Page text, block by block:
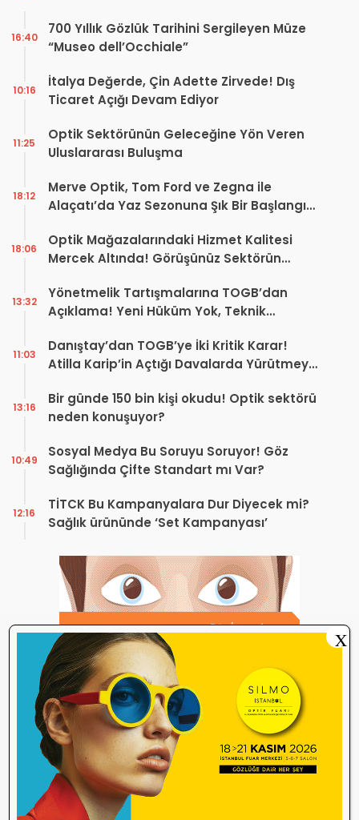
700 Yıllık Gözlük Tarihini Sergileyen Müze
“Museo dell’Occhiale”
16:40
İtalya Değerde, Çin Adette Zirvede! Dış
Ticaret Açığı Devam Ediyor
10:16
Optik Sektörünün Geleceğine Yön Veren
Uluslararası Buluşma
11:25
Merve Optik, Tom Ford ve Zegna ile
Alaçatı’da Yaz Sezonuna Şık Bir Başlangıç ​​
18:12
Optik Mağazalarındaki Hizmet Kalitesi
Mercek Altında! Görüşünüz Sektörün
18:06
Yönetmelik Tartışmalarına TOGB’dan
Açıklama! Yeni Hüküm Yok, Teknik
13:32
Danıştay’dan TOGB’ye İki Kritik Karar!
Atilla Karip’in Açtığı Davalarda Yürütmeyi
11:03
Bir günde 150 bin kişi okudu! Optik sektörü
neden konuşuyor?
13:16
Sosyal Medya Bu Soruyu Soruyor! Göz
Sağlığında Çifte Standart mı Var?
10:49
TİTCK Bu Kampanyalara Dur Diyecek mi?
Sağlık ürününde ‘Set Kampanyası’
12:16
X